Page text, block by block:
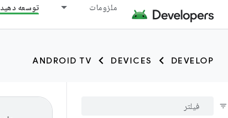
ملزومات توسعه دهید
DEVELOP
DEVICES
ANDROID TV